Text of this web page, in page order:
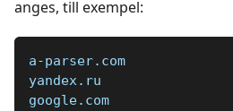
anges, till exempel:
a-parser.com
yandex.ru
google.com